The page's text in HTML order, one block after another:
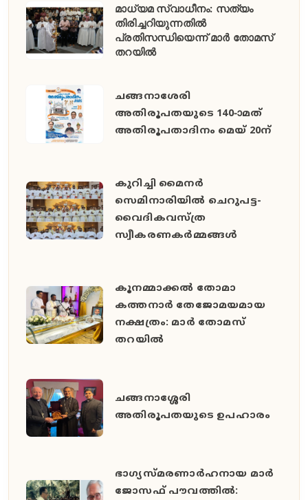
മാധ്യമ സ്വാധീനം: സത്യം
തിരിച്ചറിയുന്നതിൽ
പ്രതിസന്ധിയെന്ന് മാർ തോമസ്
തറയിൽ
ചങ്ങനാശേരി
അതിരൂപതയുടെ 140-ാമത്
അതിരൂപതാദിനം മെയ് 20ന്
കുറിച്ചി മൈനർ
സെമിനാരിയിൽ ചെറുപട്ട-
വൈദികവസ്ത്ര
സ്വീകരണകർമ്മങ്ങൾ
കൂനമ്മാക്കൽ തോമാ
കത്തനാർ തേജോമയമായ
നക്ഷത്രം: മാർ തോമസ്
തറയിൽ
ചങ്ങനാശ്ശേരി
അതിരൂപതയുടെ ഉപഹാരം
ഭാഗ്യസ്മരണാർഹനായ മാർ
ജോസഫ് പൗവത്തിൽ: